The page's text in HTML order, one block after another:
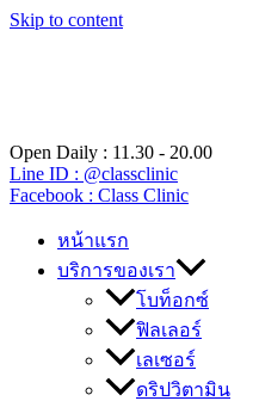
Skip to content
Open Daily : 11.30 - 20.00
Line ID : @classclinic​
Facebook : Class Clinic
หน้าแรก
บริการของเรา
โบท็อกซ์
ฟิลเลอร์
เลเซอร์
ดริปวิตามิน